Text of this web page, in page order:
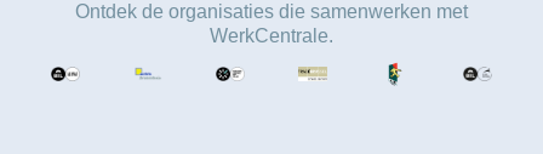
Ontdek de organisaties die samenwerken met
WerkCentrale.